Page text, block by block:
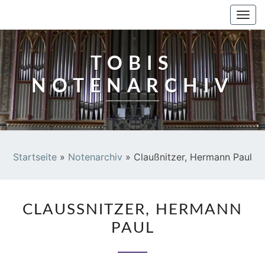
TOBIS
NOTENARCHIV
Startseite » Notenarchiv » Claußnitzer, Hermann Paul
ERMANN P
AUL
CLAUSSNITZER, HERMANN P
AUL